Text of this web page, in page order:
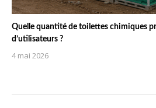
Quelle quantité de toilettes chimiques
d’utilisateurs ?
4 mai 2026